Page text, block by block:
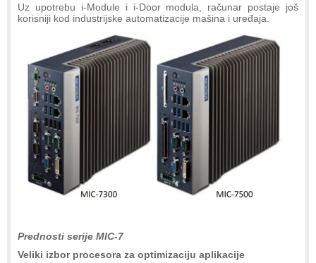
Uz upotrebu i-Module i i-Door modula, računar postaje još
korisniji kod industrijske automatizacije mašina i uređaja.
Prednosti serije MIC-7
Veliki izbor procesora za optimizaciju aplikacije